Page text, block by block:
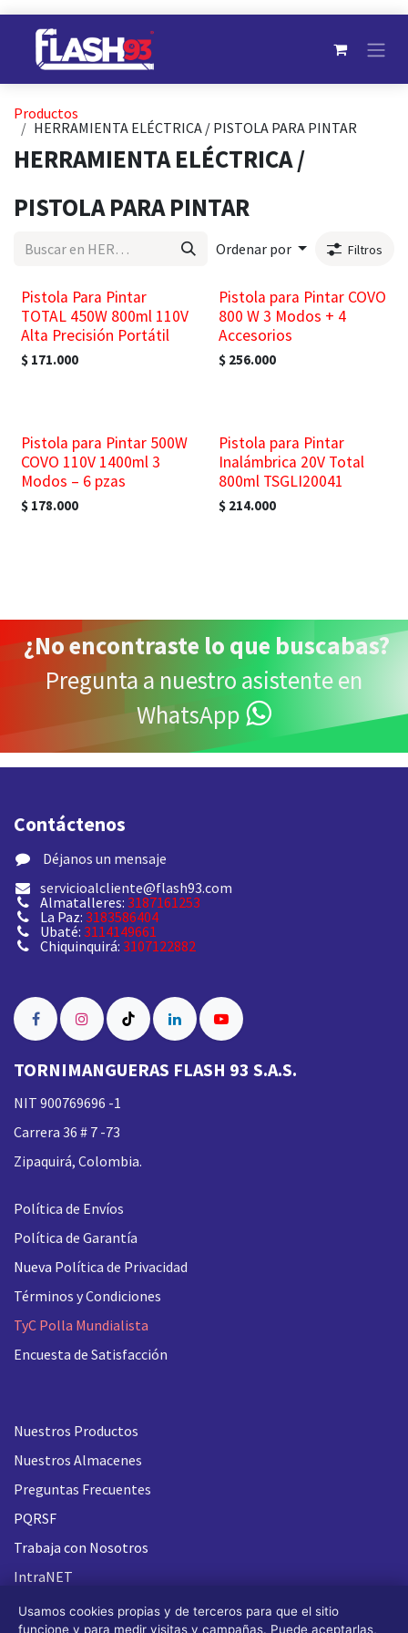
Ir al contenido
Productos
HERRAMIENTA ELÉCTRICA / PISTOLA PARA PINTAR
HERRAMIENTA ELÉCTRICA /
PISTOLA PARA PINTAR
Ordenar por Filtros
Pistola Para Pintar
TOTAL 450W 800ml 110V
Alta Precisión Portátil
$ 171.000
¡Nuevo!
Pistola para Pintar COVO
800 W 3 Modos + 4
Accesorios
$ 256.000
¡Nuevo!
Pistola para Pintar 500W
COVO 110V 1400ml 3
Modos – 6 pzas
$ 178.000
¡Nuevo!
Pistola para Pintar
Inalámbrica 20V Total
800ml TSGLI20041
$ 214.000
¿No encontraste lo que buscabas?
Pregunta a nuestro asistente en
WhatsApp
Contáctenos
​ Déjanos un mensaje
servicioalcliente@flash93.com
Almatalleres: 3187161253
La Paz: 3183586404
Ubaté: 3114149661
Chiquinquirá: 3107122882
TORNIMANGUERAS FLASH 93 S.A.S.
NIT 900769696 -1
Carrera 36 # 7 -73
Zipaquirá, Colombia.
Política de Envíos
Política de Garantía
Nueva Política de Privacidad
Términos y Condiciones
TyC Polla Mundialista
Encuesta de Satisfacción
Nuestros Productos
Nuestros Almacenes
Preguntas Frecuentes
PQRSF
Trabaja con Nosotros
IntraNET
Usamos cookies propias y de terceros para que el sitio
funcione y para medir visitas y campañas. Puede aceptarlas,